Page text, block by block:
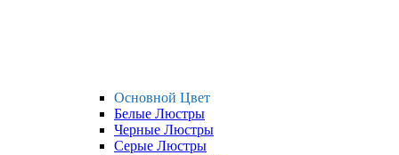
Основной Цвет
Белые Люстры
Черные Люстры
Серые Люстры